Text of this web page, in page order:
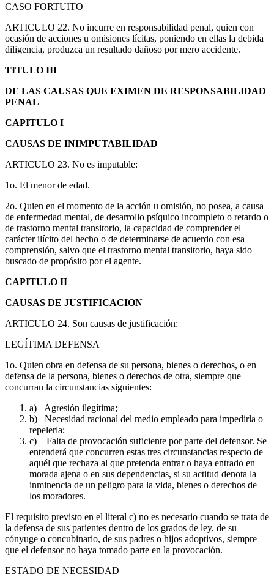
CASO FORTUITO
ARTICULO 22. No incurre en responsabilidad penal, quien con
ocasión de acciones u omisiones lícitas, poniendo en ellas la debida
diligencia, produzca un resultado dañoso por mero accidente.
TITULO III
DE LAS CAUSAS QUE EXIMEN DE RESPONSABILIDAD
PENAL
CAPITULO I
CAUSAS DE INIMPUTABILIDAD
ARTICULO 23. No es imputable:
1o. El menor de edad.
2o. Quien en el momento de la acción u omisión, no posea, a causa
de enfermedad mental, de desarrollo psíquico incompleto o retardo o
de trastorno mental transitorio, la capacidad de comprender el
carácter ilícito del hecho o de determinarse de acuerdo con esa
comprensión, salvo que el trastorno mental transitorio, haya sido
buscado de propósito por el agente.
CAPITULO II
CAUSAS DE JUSTIFICACION
ARTICULO 24. Son causas de justificación:
LEGÍTIMA DEFENSA
1o. Quien obra en defensa de su persona, bienes o derechos, o en
defensa de la persona, bienes o derechos de otra, siempre que
concurran la circunstancias siguientes:
a) Agresión ilegítima;
b) Necesidad racional del medio empleado para impedirla o
repelerla;
c) Falta de provocación suficiente por parte del defensor. Se
entenderá que concurren estas tres circunstancias respecto de
aquél que rechaza al que pretenda entrar o haya entrado en
morada ajena o en sus dependencias, si su actitud denota la
inminencia de un peligro para la vida, bienes o derechos de
los moradores.
El requisito previsto en el literal c) no es necesario cuando se trata de
la defensa de sus parientes dentro de los grados de ley, de su
cónyuge o concubinario, de sus padres o hijos adoptivos, siempre
que el defensor no haya tomado parte en la provocación.
ESTADO DE NECESIDAD